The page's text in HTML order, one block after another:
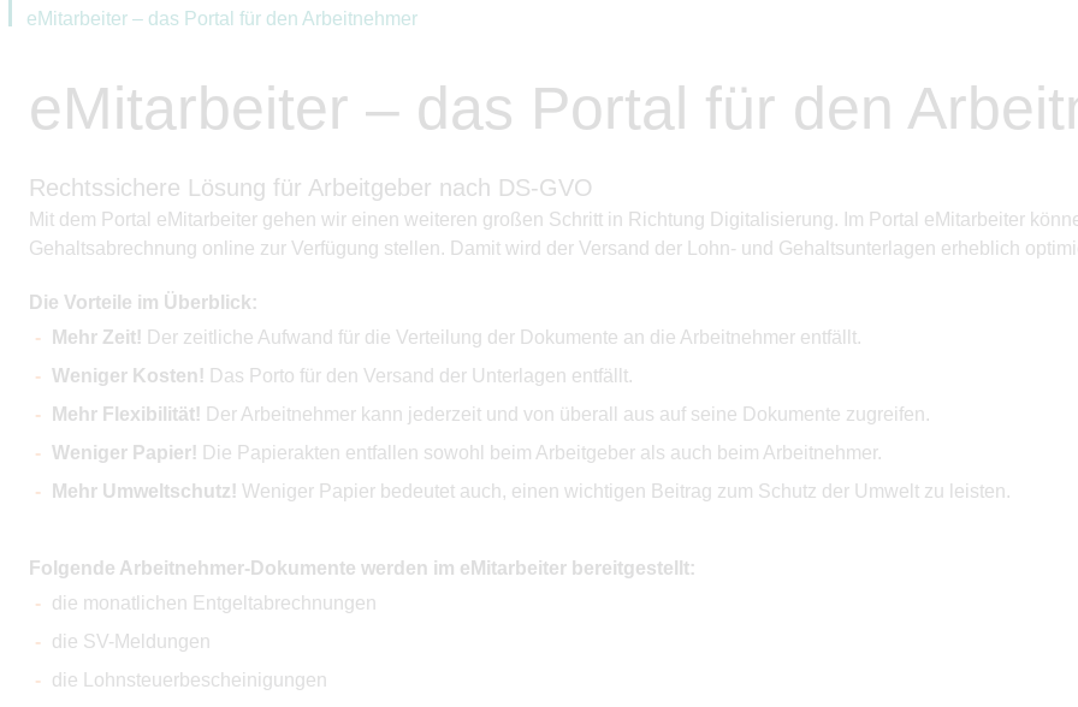
eMitarbeiter – das Portal für den Arbeitnehmer
eMitarbeiter – das Portal für den
Rechtssichere Lösung für Arbeitgeber nach DS-GVO
Mit dem Portal eMitarbeiter gehen wir einen weiteren großen Schritt in Richtung Digitalisierung. Im Portal eMitarbeiter
Gehaltsabrechnung online zur Verfügung stellen. Damit wird der Versand der Lohn- und Gehaltsunterlagen erheblich
Die Vorteile im Überblick:
Mehr Zeit! Der zeitliche Aufwand für die Verteilung der Dokumente an die Arbeitnehmer entfällt.
Weniger Kosten! Das Porto für den Versand der Unterlagen entfällt.
Mehr Flexibilität! Der Arbeitnehmer kann jederzeit und von überall aus auf seine Dokumente zugreifen.
Weniger Papier! Die Papierakten entfallen sowohl beim Arbeitgeber als auch beim Arbeitnehmer.
Mehr Umweltschutz! Weniger Papier bedeutet auch, einen wichtigen Beitrag zum Schutz der Umwelt zu leisten.
Folgende Arbeitnehmer-Dokumente werden im eMitarbeiter bereitgestellt:
die monatlichen Entgeltabrechnungen
die SV-Meldungen
die Lohnsteuerbescheinigungen